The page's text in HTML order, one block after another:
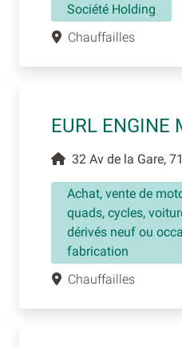
Société Holding
Chauffailles
EURL ENGINE
32 Av de la Gare,
Achat, vente de
quads, cycles,
dérivés neuf ou
fabrication
Chauffailles